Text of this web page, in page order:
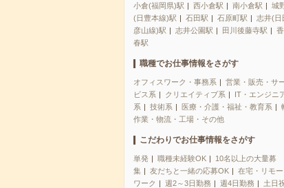
小倉(福岡県)駅 西小倉駅 南小倉駅
城
(日豊本線)駅
石田駅 石原町駅
志井(日
彦山線)駅
志井公園駅 田川後藤寺駅
香
春駅
職種でお仕事情報をさがす
オフィスワーク・事務系
営業・販売・サ
ビス系
クリエイティブ系
IT・エンジニ
系
技術系 医療・介護・福祉・教育系
作業・物流・工場・その他
こだわりでお仕事情報をさがす
単発 職種未経験OK
10名以上の大量募
集
友だちと一緒の応募OK
在宅・リモー
ワーク
週2～3日勤務 週4日勤務
土日